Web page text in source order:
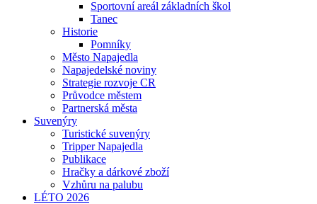
Sportovní areál základních škol
Tanec
Historie
Pomníky
Město Napajedla
Napajedelské noviny
Strategie rozvoje CR
Průvodce městem
Partnerská města
Suvenýry
Turistické suvenýry
Tripper Napajedla
Publikace
Hračky a dárkové zboží
Vzhůru na palubu
LÉTO 2026